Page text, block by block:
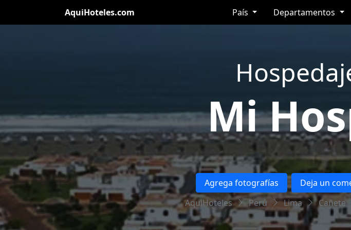
AquiHoteles.com País Departamentos
Mi
Agrega fotografías Deja un
AquiHoteles
Perú Lima Cañete